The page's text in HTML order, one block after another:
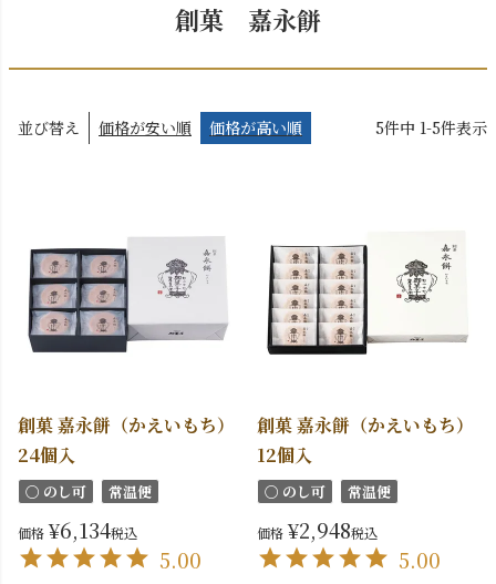
創菓 嘉永餅
並び替え 価格が安い順 価格が高い順 5件中 1-5件表示
創菓 嘉永餅（かえいもち）
24個入
〇 のし可 常温便
価格 ¥6,134税込
5.00
創菓 嘉永餅（かえいもち）
12個入
〇 のし可 常温便
価格 ¥2,948税込
5.00